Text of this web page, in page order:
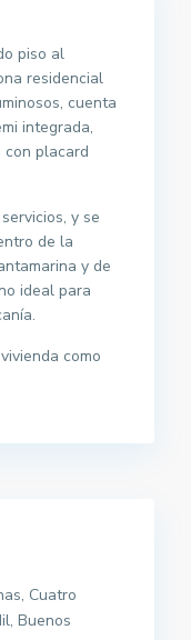
piso al
residencial
cuenta
integrada,
placard
y se
de la
y de
ideal para
como
Cuatro
Buenos